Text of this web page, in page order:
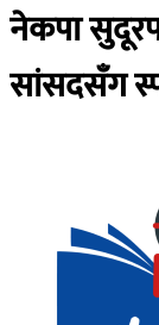
नेकपा
सांसदसँग